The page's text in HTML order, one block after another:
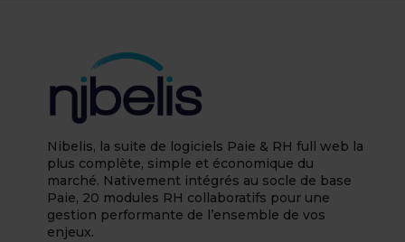
Nibelis, la suite de logiciels Paie & RH full web la
plus complète, simple et économique du
marché. Nativement intégrés au socle de base
Paie, 20 modules RH collaboratifs pour une
gestion performante de l’ensemble de vos
enjeux.